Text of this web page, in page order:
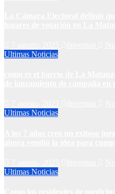
Ultimas Noticias
Ultimas Noticias
Ultimas Noticias